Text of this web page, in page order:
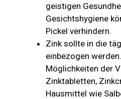
geistigen
Gesichtshygiene
Pickel verhindern.
Zink sollte in die
einbezogen
Möglichkeiten der
Zinktabletten,
Hausmittel wie